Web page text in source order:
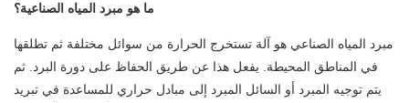
ما هو مبرد المياه الصناعية؟
مبرد المياه الصناعي هو آلة تستخرج الحرارة من سوائل مختلفة ثم تطلقها
في المناطق المحيطة. يفعل هذا عن طريق الحفاظ على دورة البرد. ثم
يتم توجيه المبرد أو السائل المبرد إلى مبادل حراري للمساعدة في تبريد